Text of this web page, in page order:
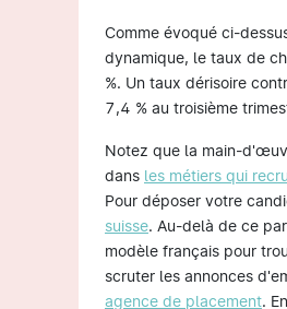
Comme évoqué ci-
dynamique, le taux de
%. Un taux dérisoire
7,4 % au troisième
Notez que la main-
dans les métiers qui
Pour déposer votre
suisse. Au-delà de ce
modèle français pour
scruter les annonces
agence de placement.